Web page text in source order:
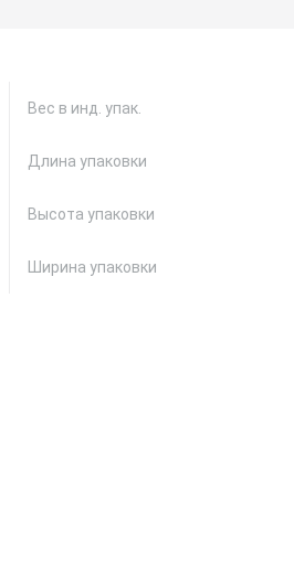
Вес в инд. упак.
Длина упаковки
Высота упаковки
Ширина упаковки